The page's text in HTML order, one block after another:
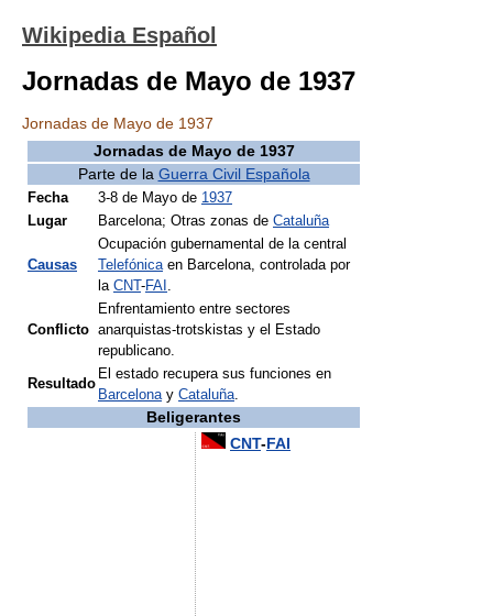
Wikipedia Español
Jornadas de Mayo de 1937
Jornadas de Mayo de 1937
Jornadas de Mayo de 1937
Parte de la Guerra Civil Española
Fecha 3-8 de Mayo de 1937
Lugar
Barcelona; Otras zonas de Cataluña
Causas
Ocupación gubernamental de la central
Telefónicaen Barcelona, controlada por
la CNT-FAI .
Conflicto
Enfrentamiento entre sectores
anarquistas-trotskistas y el Estado
republicano.
Resultado
El estado recupera sus funciones en
Barcelonay Cataluña.
Beligerantes
CNT-FAI